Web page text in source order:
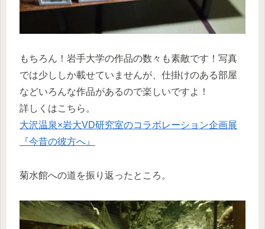
もちろん！岩手大学の作品の数々も素敵です！写真
では少ししか載せていませんが、仕掛けのある部屋
などいろんな作品があるので楽しいですよ！
詳しくはこちら。
大沢温泉×岩大VD研究室のコラボレーション企画展
『今昔の彼方へ』
菊水館への道を振り返ったところ。